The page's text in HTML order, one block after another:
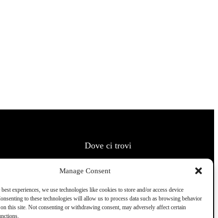
Manage Consent
experiences, we use technologies like cookies to store and/or access device
to these technologies will allow us to process data such as browsing behavior
this site. Not consenting or withdrawing consent, may adversely affect certain
Dove ci trovi